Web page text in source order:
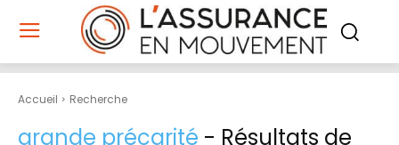
Accueil Recherche
grande précarité - Résultats de